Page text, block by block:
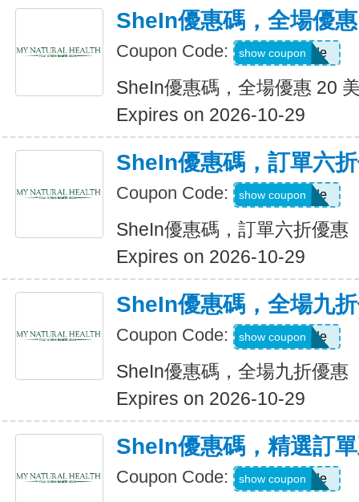
SheIn優惠碼，全場優
Coupon Code: Show Code
show coupon
SheIn優惠碼，全場優惠 20
Expires on 2026-10-29
SheIn優惠碼，訂單六
Coupon Code: Show Code
show coupon
SheIn優惠碼，訂單六折優惠
Expires on 2026-10-29
SheIn優惠碼，全場九
Coupon Code: Show Code
show coupon
SheIn優惠碼，全場九折優惠
Expires on 2026-10-29
SheIn優惠碼，精選訂
Coupon Code: Show Code
show coupon